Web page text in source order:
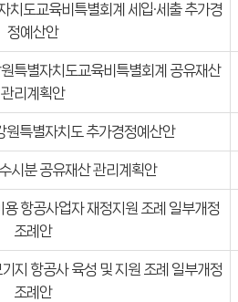
도교육비특별회계 세입·세출 추가경
정예산안
특별자치도교육비특별회계 공유재산
관리계획안
특별자치도 추가경정예산안
시분 공유재산 관리계획안
항공사업자 재정지원 조례 일부개정
조례안
지 항공사 육성 및 지원 조례 일부개정
조례안